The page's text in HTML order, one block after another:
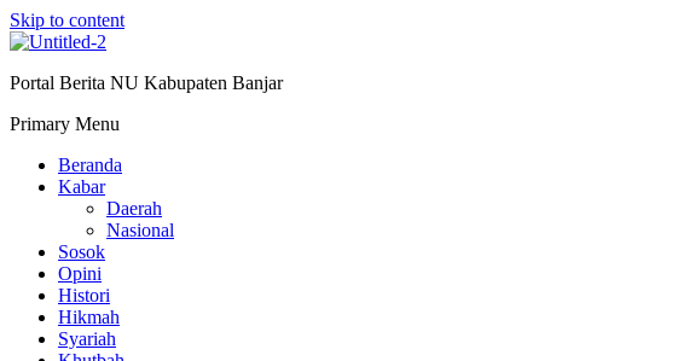
Skip to content
Portal Berita NU Kabupaten Banjar
Primary Menu
Beranda
Kabar
Daerah
Nasional
Sosok
Opini
Histori
Hikmah
Syariah